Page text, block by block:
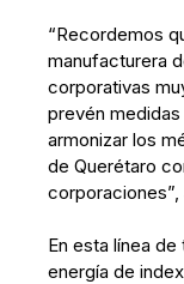
“Recordemos
manufacturera
corporativas
prevén
armonizar los
de Querétaro
En esta línea
energía de